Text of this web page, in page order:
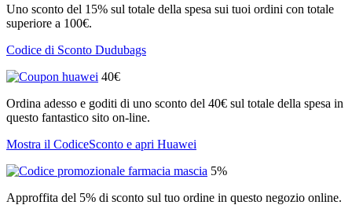
Uno sconto del 15% sul totale della spesa sui tuoi ordini con totale
superiore a 100€.
Codice di Sconto Dudubags
40€
Ordina adesso e goditi di uno sconto del 40€ sul totale della spesa in
questo fantastico sito on-line.
Mostra il CodiceSconto e apri Huawei
5%
Approffita del 5% di sconto sul tuo ordine in questo negozio online.